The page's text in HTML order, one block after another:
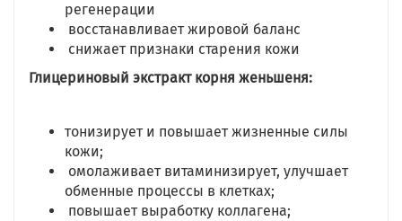
регенерации
восстанавливает жировой баланс
снижает признаки старения кожи
Глицериновый экстракт корня женьшеня:
тонизирует и повышает жизненные силы
кожи;
омолаживает витаминизирует, улучшает
обменные процессы в клетках;
повышает выработку коллагена;